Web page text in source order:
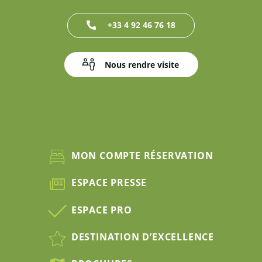
+33 4 92 46 76 18
Nous rendre visite
MON COMPTE RÉSERVATION
ESPACE PRESSE
ESPACE PRO
DESTINATION D’EXCELLENCE